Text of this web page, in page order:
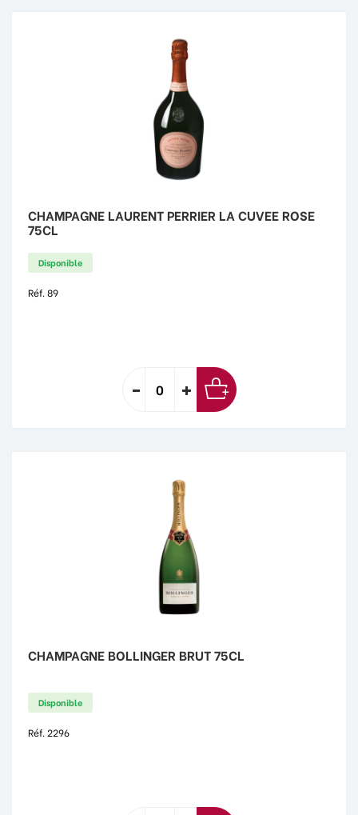
CHAMPAGNE LAURENT PERRIER LA CUVEE ROSE
75CL
Disponible
Réf. 89
CHAMPAGNE BOLLINGER BRUT 75CL
Disponible
Réf. 2296